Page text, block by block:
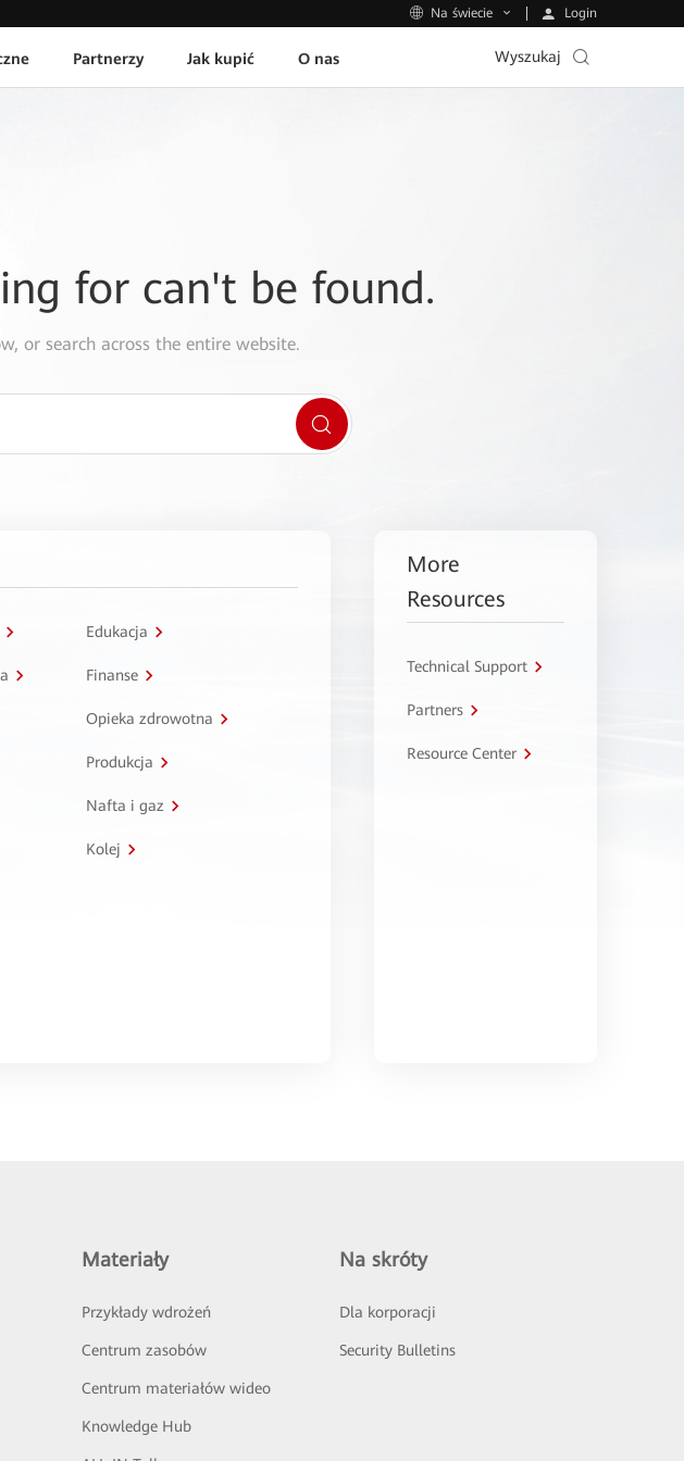
Na świecie Login
Partnerzy Jak kupić O nas Wyszukaj
for can't be found.
or search across the entire website.
Edukacja
Finanse
Opieka zdrowotna
Produkcja
Nafta i gaz
Kolej
More
Resources
Technical Support
Partners
Resource Center
Materiały
Przykłady wdrożeń
Centrum zasobów
Centrum materiałów wideo
Knowledge Hub
Na skróty
Dla korporacji
Security Bulletins